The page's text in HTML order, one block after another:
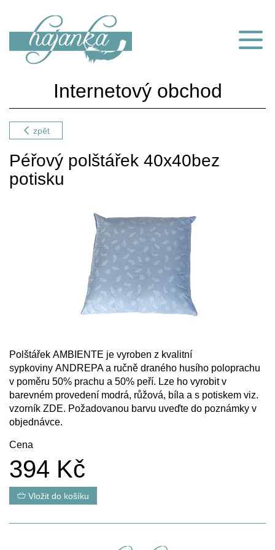
Internetový obchod
zpět
Péřový polštářek 40x40bez
potisku
Polštářek AMBIENTE je vyroben z kvalitní
sypkoviny ANDREPA a ručně draného husího poloprachu
v poměru 50% prachu a 50% peří. Lze ho vyrobit v
barevném provedení modrá, růžová, bíla a s potiskem viz.
vzorník ZDE. Požadovanou barvu uveďte do poznámky v
objednávce.
Cena
394 Kč
Vložit do košíku